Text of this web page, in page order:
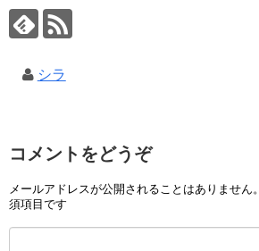
シラ
コメントをどうぞ
メールアドレスが公開されることはありません。
須項目です